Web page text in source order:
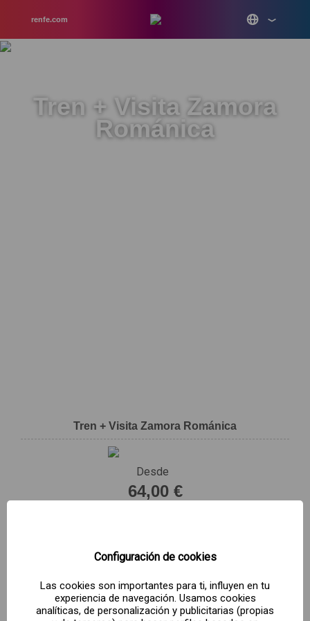
renfe.com
Tren + Visita Zamora
Románica
Tren + Visita Zamora Románica
Desde
64,00 €
Configuración de cookies
Las cookies son importantes para ti, influyen en tu
experiencia de navegación. Usamos cookies
analíticas, de personalización y publicitarias (propias